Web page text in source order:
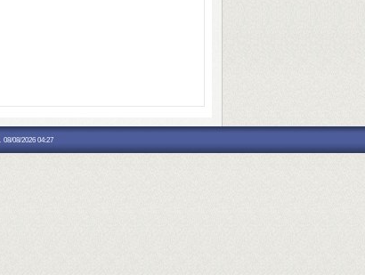
08/08/2026 04:27